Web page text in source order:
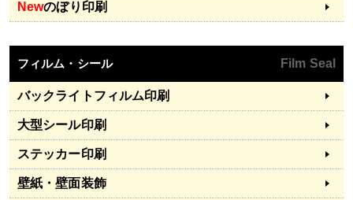
Newのぼり印刷
フィルム・シール Film Seal
バックライトフィルム印刷
大型シール印刷
ステッカー印刷
壁紙・壁面装飾